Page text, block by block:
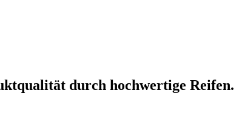
durch hochwertige Reifen.